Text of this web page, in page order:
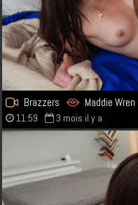
Brazzers Maddie Wren
11:59 3 mois il y a